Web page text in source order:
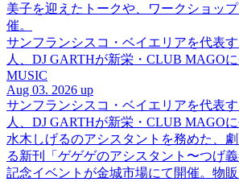
美子を迎えたトークや、ワークショッ
催。
サンフランシスコ・ベイエリアを代表
人、DJ GARTHが新栄・CLUB MAGOに
MUSIC
Aug 03. 2026 up
サンフランシスコ・ベイエリアを代表
人、DJ GARTHが新栄・CLUB MAGOに
水木しげるのアシスタントを務めた、
る新刊「ゲゲゲのアシスタント〜つげ
記念イベントが金城市場にて開催。物